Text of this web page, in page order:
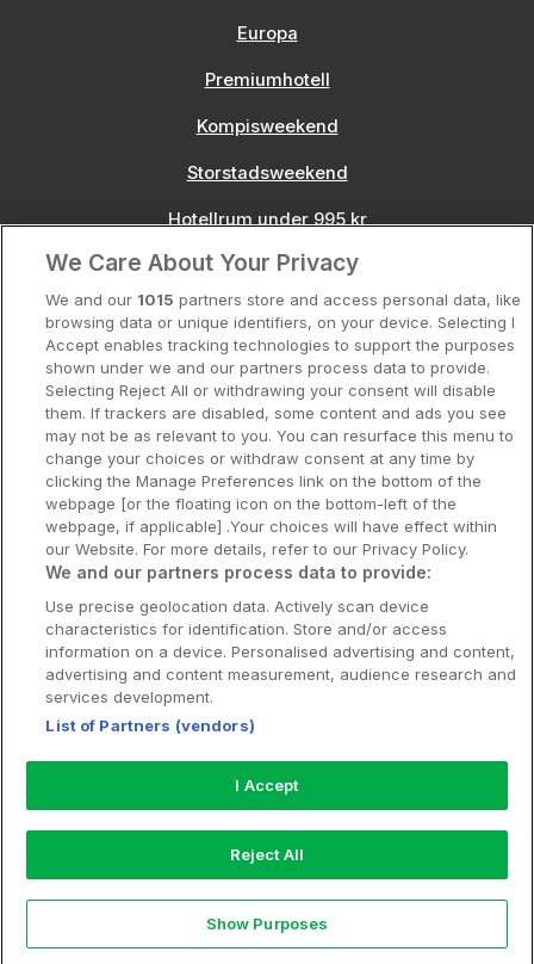
Europa
Premiumhotell
Kompisweekend
Storstadsweekend
Hotellrum under 995 kr
Spahotell
Sydsverige
Om Hotellpremien
Nya hotell
Stadsweekend
Booking Enquiries:info@hotellpremien.se
Hotellsupport:scandinavian@digibreaks.com
Hotellpremien.se av en del av Coop
Sverige. Coop Sverige 171 88 Solna,
Telefon: 010-742 00 00, Org.nr: 556710-
Läs mer om Coops Partnererbjudande:
www.coop.se/medlem/partnererbjudande
Explore Rea My Trips Profile
We Care About Your Privacy
We and our 1015 partners store and access personal data, like
browsing data or unique identifiers, on your device. Selecting I
Accept enables tracking technologies to support the purposes
shown under we and our partners process data to provide.
Selecting Reject All or withdrawing your consent will disable
them. If trackers are disabled, some content and ads you see
may not be as relevant to you. You can resurface this menu to
change your choices or withdraw consent at any time by
clicking the Manage Preferences link on the bottom of the
webpage [or the floating icon on the bottom-left of the
webpage, if applicable] .Your choices will have effect within
our Website. For more details, refer to our Privacy Policy.
We and our partners process data to provide:
Use precise geolocation data. Actively scan device
characteristics for identification. Store and/or access
information on a device. Personalised advertising and content,
advertising and content measurement, audience research and
services development.
List of Partners (vendors)
I Accept
Reject All
Show Purposes